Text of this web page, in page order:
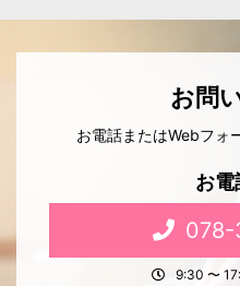
お問
お電話またはWebフォ
お電
9:30 〜